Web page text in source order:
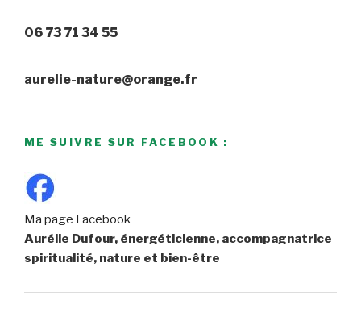
06 73 71 34 55
aurelie-nature@orange.fr
ME SUIVRE SUR FACEBOOK :
Ma page Facebook
Aurélie Dufour, énergéticienne, accompagnatrice
spiritualité, nature et bien-être